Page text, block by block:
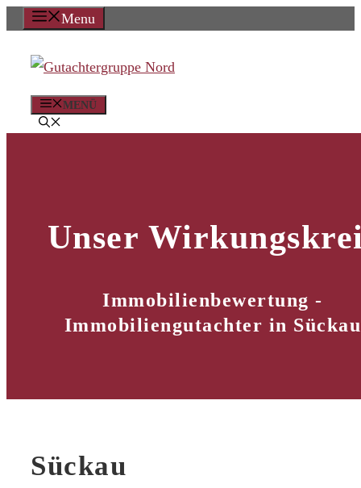
Zum
springen
Menu
MENÜ
Unser
Immobilienbewertung -
Immobiliengutachter in Sückau
Sückau